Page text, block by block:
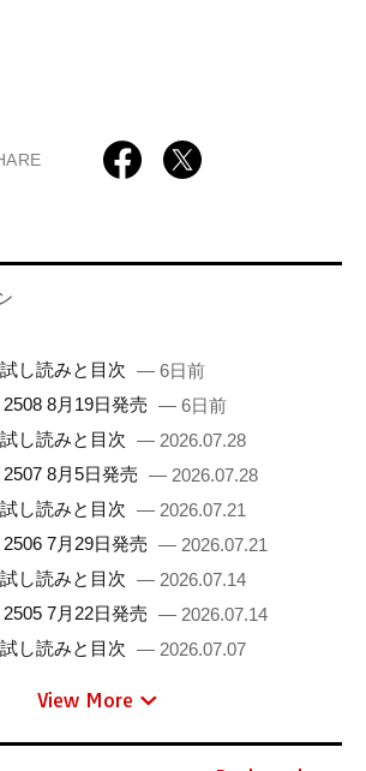
し読みと目次 — 6日前
8月19日発売 — 6日前
し読みと目次 — 2026.07.28
8月5日発売 — 2026.07.28
し読みと目次 — 2026.07.21
7月29日発売 — 2026.07.21
し読みと目次 — 2026.07.14
7月22日発売 — 2026.07.14
し読みと目次 — 2026.07.07
View More